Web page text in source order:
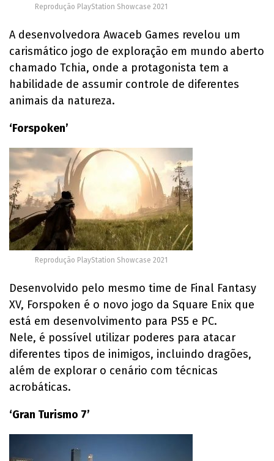
Reprodução PlayStation Showcase 2021
A desenvolvedora Awaceb Games revelou um
carismático jogo de exploração em mundo aberto
chamado Tchia, onde a protagonista tem a
habilidade de assumir controle de diferentes
animais da natureza.
‘Forspoken’
Reprodução PlayStation Showcase 2021
Desenvolvido pelo mesmo time de Final Fantasy
XV, Forspoken é o novo jogo da Square Enix que
está em desenvolvimento para PS5 e PC.
Nele, é possível utilizar poderes para atacar
diferentes tipos de inimigos, incluindo dragões,
além de explorar o cenário com técnicas
acrobáticas.
‘Gran Turismo 7’